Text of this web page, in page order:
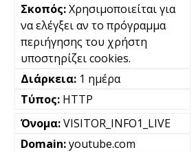
Χρησιμοποιείται για
να ελέγξει αν το πρόγραμμα
περιήγησης του χρήστη
υποστηρίζει cookies.
1 ημέρα
HTTP
VISITOR_INFO1_LIVE
youtube.com